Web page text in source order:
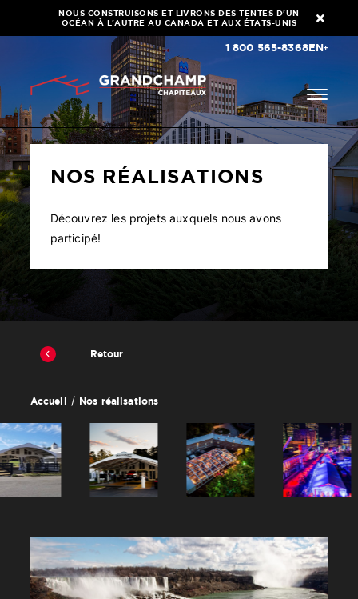
NOUS CONSTRUISONS ET LIVRONS DES TENTES D'UN
OCÉAN À L'AUTRE AU CANADA ET AUX ÉTATS-UNIS
1 800 565-8368EN
NOS RÉALISATIONS
Découvrez les projets auxquels nous avons
participé!
Retour
Accueil Nos réalisations